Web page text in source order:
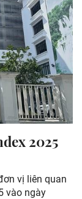
2025
vị liên quan
vào ngày